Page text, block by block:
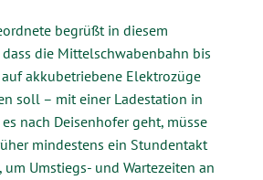
begrüßt in diesem
die Mittelschwabenbahn bis
akkubetriebene Elektrozüge
soll – mit einer Ladestation in
nach Deisenhofer geht, müsse
mindestens ein Stundentakt
Umstiegs- und Wartezeiten an